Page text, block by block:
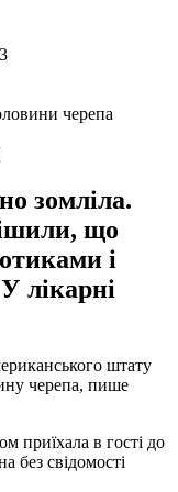
зомліла.
що
і
лікарні
штату
черепа, пише
приїхала в гості до
без свідомості